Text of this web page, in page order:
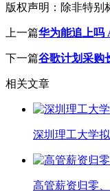
版权声明： 除非特别
上一篇华为能追上吗
下一篇谷歌计划采购
相关文章
深圳理工大学
高管薪资归零